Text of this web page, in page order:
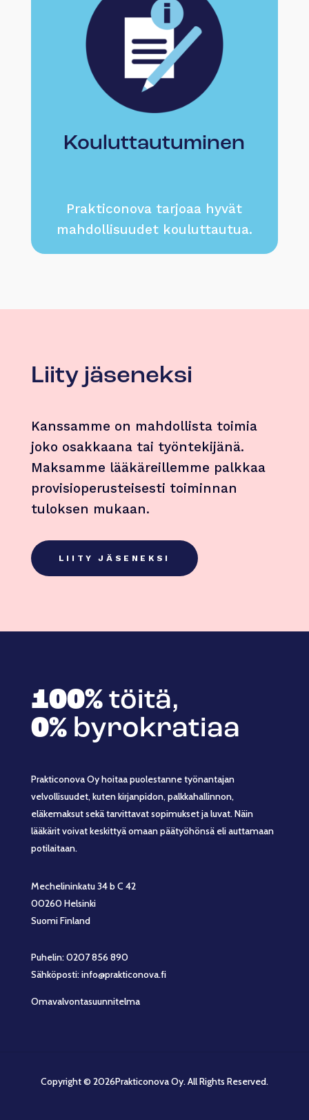
Kouluttautuminen
Prakticonova tarjoaa hyvät
mahdollisuudet kouluttautua.
Liity jäseneksi
Kanssamme on mahdollista toimia
joko osakkaana tai työntekijänä.
Maksamme lääkäreillemme palkkaa
provisioperusteisesti toiminnan
tuloksen mukaan.
LIITY JÄSENEKSI
100%töitä,
0%byrokratiaa
Prakticonova Oy hoitaa puolestanne työnantajan
velvollisuudet, kuten kirjanpidon, palkkahallinnon,
eläkemaksut sekä tarvittavat sopimukset ja luvat. Näin
lääkärit voivat keskittyä omaan päätyöhönsä eli auttamaan
potilaitaan.
Mechelininkatu 34 b C 42
00260 Helsinki
Suomi Finland
Puhelin: 0207 856 890
Sähköposti: info@prakticonova.fi
Omavalvontasuunnitelma
Copyright © 2026Prakticonova Oy. All Rights Reserved.